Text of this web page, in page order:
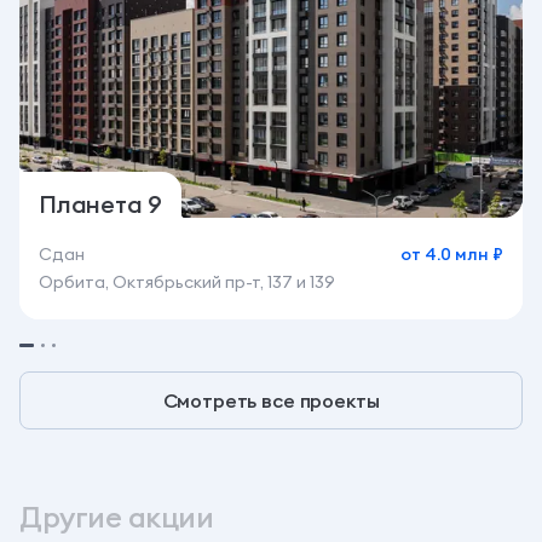
Планета 9
Сдан
от 4.0 млн ₽
Орбита, Октябрьский пр-т, 137 и 139
Смотреть все проекты
Другие акции